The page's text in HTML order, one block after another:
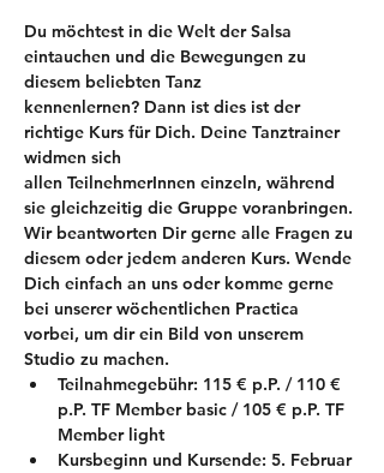
Du möchtest in die Welt der Salsa
eintauchen und die Bewegungen zu
diesem beliebten Tanz
kennenlernen? Dann ist dies ist der
richtige Kurs für Dich. Deine Tanztrainer
widmen sich
allen TeilnehmerInnen einzeln, während
sie gleichzeitig die Gruppe voranbringen.
Wir beantworten Dir gerne alle Fragen zu
diesem oder jedem anderen Kurs. Wende
Dich einfach an uns oder komme gerne
bei unserer wöchentlichen Practica
vorbei, um dir ein Bild von unserem
Studio zu machen.
Teilnahmegebühr: 115 € p.P. / 110 €
p.P. TF Member basic / 105 € p.P. TF
Member light
Kursbeginn und Kursende: 5. Februar